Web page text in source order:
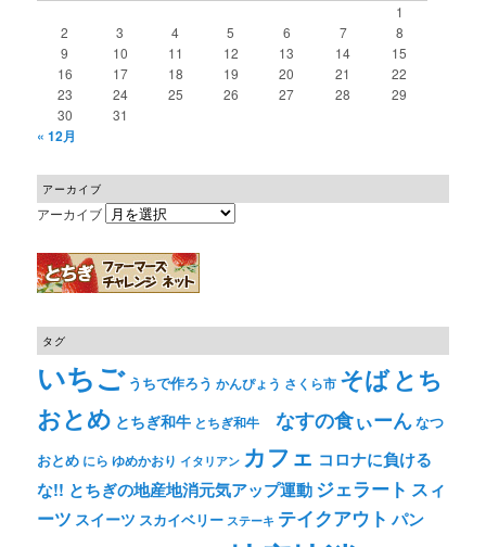
1
2
3 4 5 6 7
8
9
10 11 12 13 14
15
16
17 18 19 20 21
22
23
24 25 26 27 28
29
30
31
« 12月
アーカイブ
アーカイブ
タグ
いちご うちで作ろう かんぴょう さくら市 そばとち
おとめ とちぎ和牛 とちぎ和牛 なすの食ぃーんなつ
おとめ にら ゆめかおり イタリアン カフェ コロナに負ける
な!! とちぎの地産地消元気アップ運動ジェラート スィ
ーツ スイーツ スカイベリー ステーキ テイクアウト パン